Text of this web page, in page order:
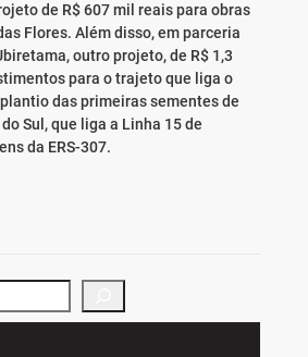
de R$ 607 mil reais para obras
Flores. Além disso, em parceria
outro projeto, de R$ 1,3
para o trajeto que liga o
das primeiras sementes de
Sul, que liga a Linha 15 de
da ERS-307.